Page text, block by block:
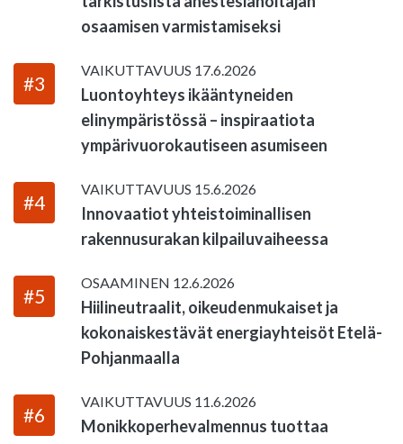
osaamisen varmistamiseksi
#3
VAIKUTTAVUUS 17.6.2026
Luontoyhteys ikääntyneiden
elinympäristössä – inspiraatiota
ympärivuorokautiseen asumiseen
#4
VAIKUTTAVUUS 15.6.2026
Innovaatiot yhteistoiminallisen
rakennusurakan kilpailuvaiheessa
#5
OSAAMINEN 12.6.2026
Hiilineutraalit, oikeudenmukaiset ja
kokonaiskestävät energiayhteisöt Etelä-
Pohjanmaalla
#6
VAIKUTTAVUUS 11.6.2026
Monikkoperhevalmennus tuottaa